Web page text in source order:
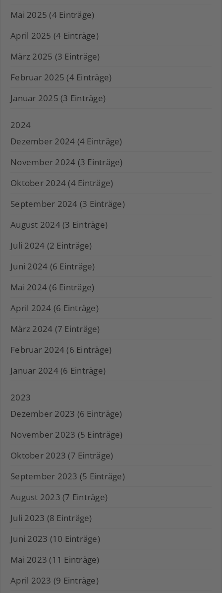
Mai 2025 (4 Einträge)
April 2025 (4 Einträge)
März 2025 (3 Einträge)
Februar 2025 (4 Einträge)
Januar 2025 (3 Einträge)
2024
Dezember 2024 (4 Einträge)
November 2024 (3 Einträge)
Oktober 2024 (4 Einträge)
September 2024 (3 Einträge)
August 2024 (3 Einträge)
Juli 2024 (2 Einträge)
Juni 2024 (6 Einträge)
Mai 2024 (6 Einträge)
April 2024 (6 Einträge)
März 2024 (7 Einträge)
Februar 2024 (6 Einträge)
Januar 2024 (6 Einträge)
2023
Dezember 2023 (6 Einträge)
November 2023 (5 Einträge)
Oktober 2023 (7 Einträge)
September 2023 (5 Einträge)
August 2023 (7 Einträge)
Juli 2023 (8 Einträge)
Juni 2023 (10 Einträge)
Mai 2023 (11 Einträge)
April 2023 (9 Einträge)